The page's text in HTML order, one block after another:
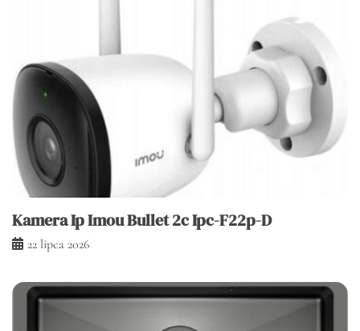
Kamera Ip Imou Bullet 2c Ipc-F22p-D
22 lipca 2026